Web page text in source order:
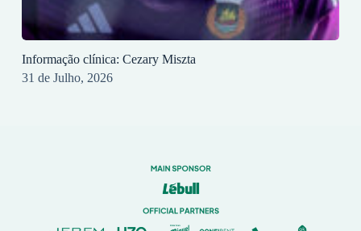
Informação clínica: Cezary Miszta
31 de Julho, 2026